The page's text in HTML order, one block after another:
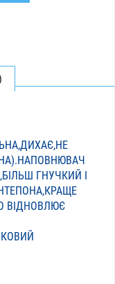
ГНУЧКИЙ І
ВІДНОВЛЮЄ